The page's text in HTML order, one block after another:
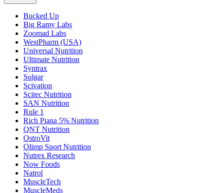
Bucked Up
Big Ramy Labs
Zoomad Labs
WestPharm (USA)
Universal Nutrition
Ultimate Nutrition
Syntrax
Solgar
Scivation
Scitec Nutrition
SAN Nutrition
Rule 1
Rich Piana 5% Nutrition
QNT Nutrition
OstroVit
Olimp Sport Nutrition
Nutrex Research
Now Foods
Natrol
MuscleTech
MuscleMeds